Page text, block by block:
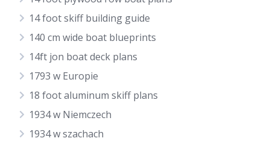
14 foot skiff building guide
140 cm wide boat blueprints
14ft jon boat deck plans
1793 w Europie
18 foot aluminum skiff plans
1934 w Niemczech
1934 w szachach